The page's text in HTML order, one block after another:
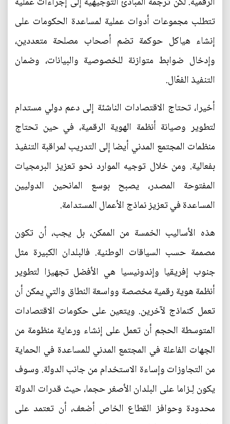
تتطلب مجموعات أدوات عملية لمساعدة الحكومات على
إنشاء هياكل حوكمة تضم أصحاب مصلحة متعددين،
وإدخال ضوابط متوازنة للخصوصية والبيانات، وضمان
التنفيذ الفعّال.
أخيرا، تحتاج الاقتصادات الناشئة إلى دعم دولي مستدام
لتطوير وصيانة أنظمة الهوية الرقمية، في حين تحتاج
منظمات المجتمع المدني أيضا إلى التدريب لمراقبة التنفيذ
بفعالية. ومن خلال توجيه الموارد نحو تعزيز البرمجيات
المفتوحة المصدر، يصبح بوسع المانحين الدوليين
المساعدة في تعزيز نماذج الأعمال المستدامة.
هذه الأساليب الخمسة من الممكن، بل يجب، أن تكون
مصممة حسب السياقات الوطنية. فالبلدان الكبيرة مثل
جنوب إفريقيا وإندونيسيا هي الأفضل تجهيزا لتطوير
أنظمة هوية رقمية مخصصة وواسعة النطاق والتي يمكن أن
تعمل كنماذج لآخرين. ويتعين على حكومات الاقتصادات
المتوسطة الحجم أن تعمل على إنشاء ورعاية منظومة من
الجهات الفاعلة في المجتمع المدني للمساعدة في الحماية
من التجاوزات وإساءة الاستخدام من جانب الدولة. وسوف
يكون لِـزاما على البلدان الأصغر حجما، حيث قدرات الدولة
محدودة وحوافز القطاع الخاص أضعف، أن تعتمد على